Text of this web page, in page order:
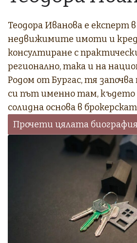
Теодора Иванова е експерт
недвижимите имоти и
консултиране с
регионално, така и на
Родом от Бургас, тя
си път именно там, където
солидна основа в
Прочети цялата биография